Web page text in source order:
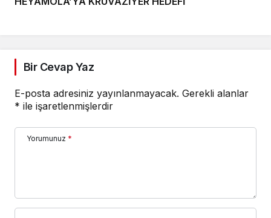
Bir Cevap Yaz
E-posta adresiniz yayınlanmayacak. Gerekli alanlar
* ile işaretlenmişlerdir
Yorumunuz *